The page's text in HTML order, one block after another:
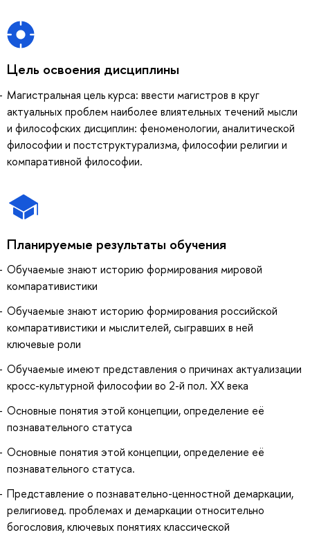
Цель освоения дисциплины
Магистральная цель курса: ввести магистров в круг
актуальных проблем наиболее влиятельных течений мысли
и философских дисциплин: феноменологии, аналитической
философии и постструктурализма, философии религии и
компаративной философии.
Планируемые результаты обучения
Обучаемые знают историю формирования мировой
компаративистики
Обучаемые знают историю формирования российской
компаративистики и мыслителей, сыгравших в ней
ключевые роли
Обучаемые имеют представления о причинах актуализации
кросс-культурной философии во 2-й пол. ХХ века
Основные понятия этой концепции, определение её
познавательного статуса
Основные понятия этой концепции, определение её
познавательного статуса.
Представление о познавательно-ценностной демаркации,
религиовед. проблемах и демаркации относительно
богословия, ключевых понятиях классической